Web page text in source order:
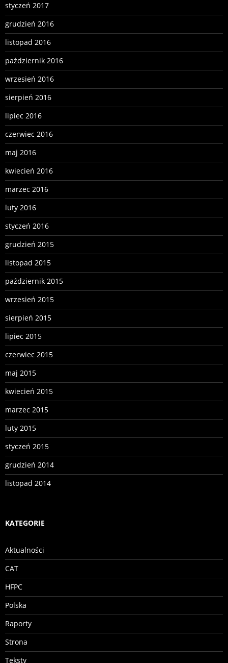
styczeń 2017
grudzień 2016
listopad 2016
październik 2016
wrzesień 2016
sierpień 2016
lipiec 2016
czerwiec 2016
maj 2016
kwiecień 2016
marzec 2016
luty 2016
styczeń 2016
grudzień 2015
listopad 2015
październik 2015
wrzesień 2015
sierpień 2015
lipiec 2015
czerwiec 2015
maj 2015
kwiecień 2015
marzec 2015
luty 2015
styczeń 2015
grudzień 2014
listopad 2014
KATEGORIE
Aktualności
CAT
HFPC
Polska
Raporty
Strona
Teksty